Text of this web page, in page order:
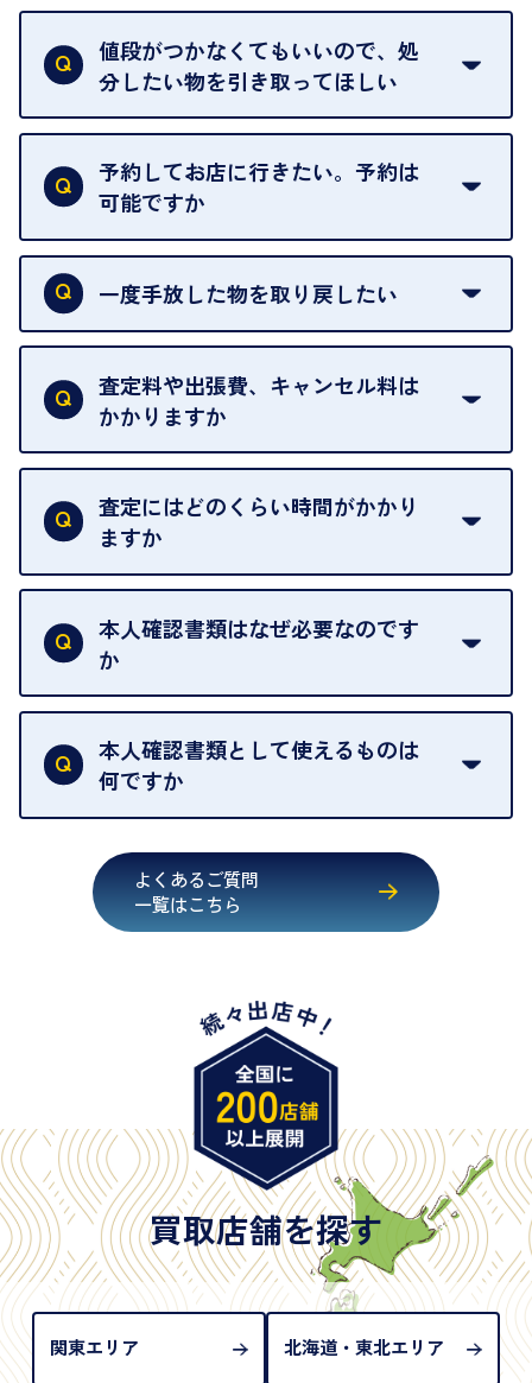
査定額は当日限り有効です。
中古市場が日々変動するため、翌日には査定額が変
わることがございます。
値段がつかなくてもいいので、処
分したい物を引き取ってほしい
再販不可能な物は、場合によってはお断りすること
がございます。ご了承ください。
予約してお店に行きたい。予約は
可能ですか
申し訳ありませんが、現在はご来店の予約は承って
おりません。
を整えておりますので、お好きな時にお越しくださ
い。
お急ぎの場合はスタッフに一言お声がけください。
可能な限り、迅速に対応させていただきます。
一度手放した物を取り戻したい
当店は質店ではありませんので、買い取ったお品物
は基本的に販売へと回されます。買い戻しはできま
せんので、ご了承ください。
グオフが可能です。
契約破棄という形で、お品物をお戻しすることがで
きます。
売却当日を含む8日間のうちに、お気軽にお申し出
出張買取のお品物は、8日間保管しております。
査定料や出張費、キャンセル料は
かかりますか
一切いただいておりません。査定金額にご納得いた
だけない場合は、その場でお断りいただいても問題
ございません。お気軽にご相談ください。
査定にはどのくらい時間がかかり
ますか
お品物の内容や点数によって異なりますが、店頭買
取の場合は1点あたり数分程度が目安です。大量の
お品物の場合は、お時間をいただくことがございま
本人確認書類はなぜ必要なのです
か
買取店は古物営業法により、お客様のご本人確認を
行うことが義務付けられています。安心してお取引
いただくためにも、ご協力をお願いいたします。
本人確認書類として使えるものは
何ですか
・健康保険証確認書
・マイナンバーカード
・在留カード
・旧パスポート
※原則として「公的機関が発行し、氏名、住所、生
年月日が記載されているもの
※日本国政府発行のもの
※2020年2月4日以降に申請された新型パスポートに
は「所持人記入欄（住所記載欄）」が存在しないた
め、単体では古物営業法上の本人確認書類として認
められない（住所確認ができないため）。補助書類
が必要となります
よくあるご質問
一覧はこちら
買取店舗を探す
関東エリア 北海道・東北エリア